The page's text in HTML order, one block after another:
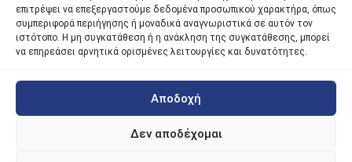
επιτρέψει να επεξεργαστούμε δεδομένα προσωπικού χαρακτήρα, όπως
συμπεριφορά περιήγησης ή μοναδικά αναγνωριστικά σε αυτόν τον
ιστότοπο. Η μη συγκατάθεση ή η ανάκληση της συγκατάθεσης, μπορεί
να επηρεάσει αρνητικά ορισμένες λειτουργίες και δυνατότητες.
Αποδοχή
Δεν αποδέχομαι
εντός του εσωτερικού χώρου εξυπηρέτησης και αναμονής του
κοινού, η εξυπηρέτησή του δύναται να πραγματοποιείται κατόπιν
προγραμματισμένου ραντεβού.
| iky.gr | All Rights Reserved
Designed and Developed by ACM Digital